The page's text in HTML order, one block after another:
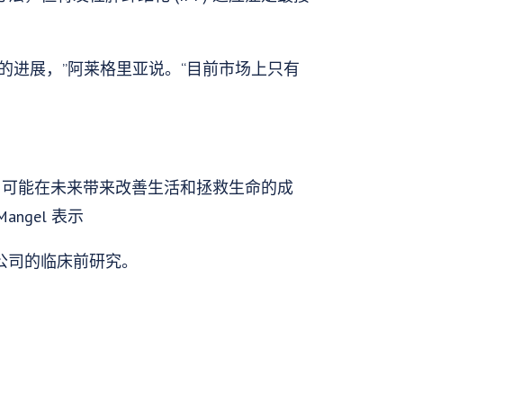
展，”阿莱格里亚说。“目前市场上只有
能在未来带来改善生活和拯救生命的成
表示
的临床前研究。